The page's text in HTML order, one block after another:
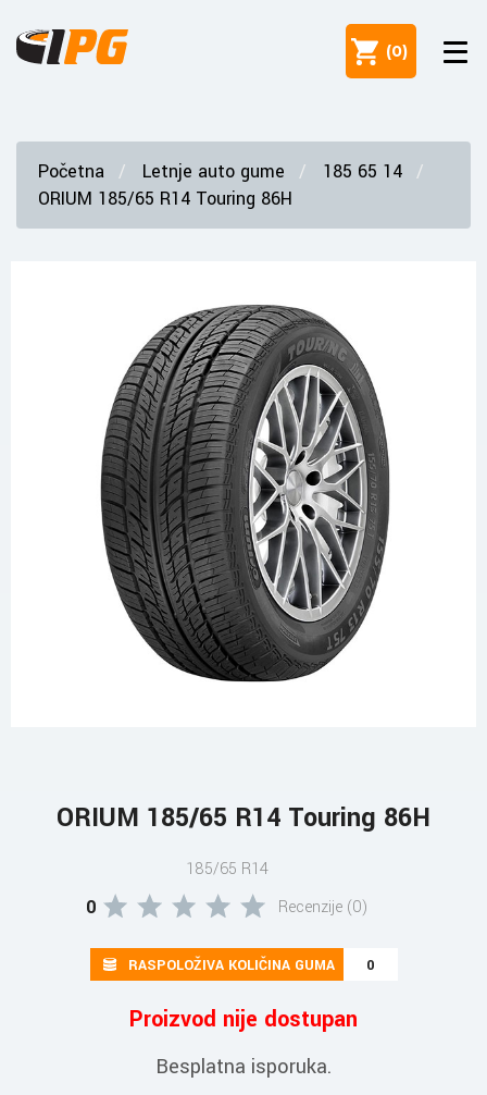
(0)
Početna Letnje auto gume
185 65 14
ORIUM 185/65 R14 Touring 86H
ORIUM 185/65 R14 Touring 86H
185/65 R14
0 Recenzije (0)
RASPOLOŽIVA KOLIČINA GUMA 0
Proizvod nije dostupan
Besplatna isporuka.